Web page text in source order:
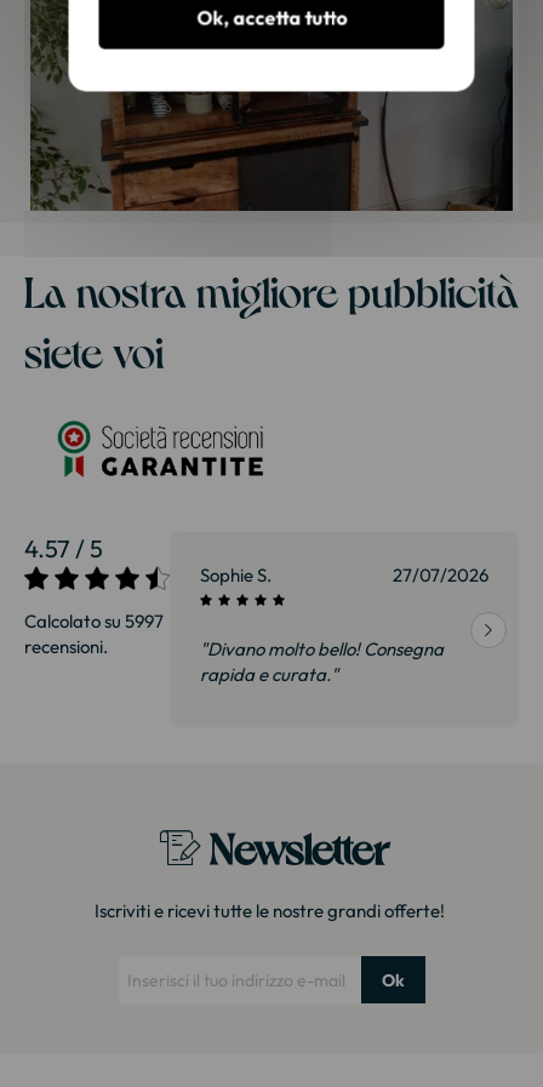
La nostra migliore pubblicità
siete voi
4.57 / 5
Calcolato su 5997
recensioni.
27/07/2026 Sophie S. 27/07/2026
"Divano molto bello! Consegna
rapida e curata."
Newsletter
Iscriviti e ricevi tutte le nostre grandi offerte!
Ok
Ok, accetta tutto